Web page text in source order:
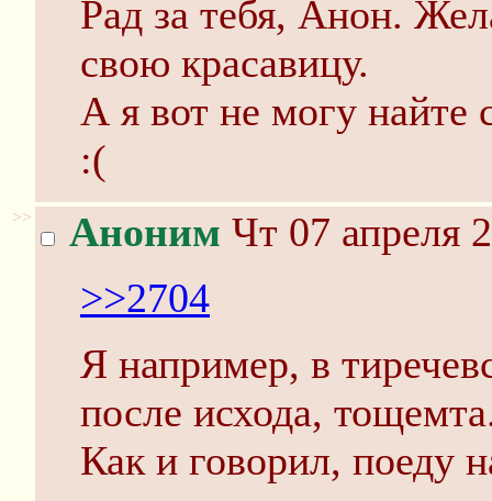
Рад за тебя, Анон.
свою красавицу.
А я вот не могу найте
:(
>> Аноним Чт 07 апреля
>>2704
Я например, в
после исхода,
Как и говорил,